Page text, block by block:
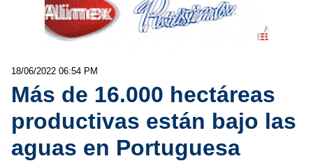
18/06/2022 06:54 PM
Más de 16.000 hectáreas
productivas están bajo las
aguas en Portuguesa